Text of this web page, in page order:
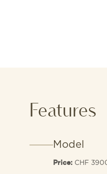
Features
Model
Price: CHF